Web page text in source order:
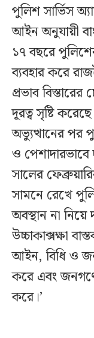
পুলিশ সার্ভিস
আইন অনুযায়ী
১৭ বছরে
ব্যবহার করে
প্রভাব
দূরত্ব সৃষ্টি
অভ্যুত্থানের
ও
সালের
সামনে রেখে
অবস্থান না
উচ্চাকাক্সক্ষা
আইন, বিধি ও
করে এবং
করে।’